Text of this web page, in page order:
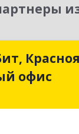
офис
Бит,